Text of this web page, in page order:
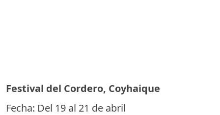
Festival del Cordero, Coyhaique
Fecha: Del 19 al 21 de abril